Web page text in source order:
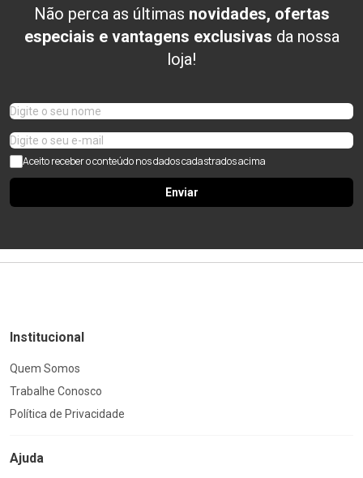
Não perca as últimas novidades, ofertas
especiais e vantagens exclusivas da nossa
loja!
Aceito receber o conteúdo nos dados cadastrados acima
Enviar
Institucional
Quem Somos
Trabalhe Conosco
Política de Privacidade
Ajuda